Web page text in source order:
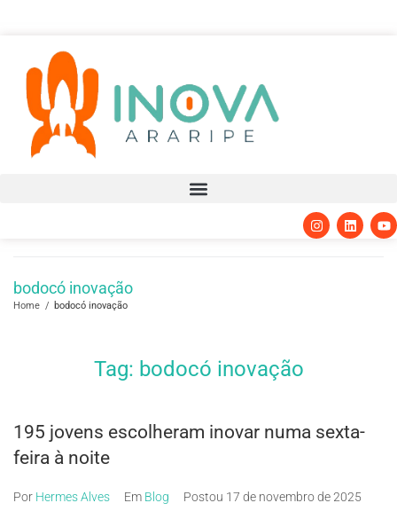
bodocó inovação
Home / bodocó inovação
Tag: bodocó inovação
195 jovens escolheram inovar numa sexta-
feira à noite
Por Hermes Alves Em Blog Postou 17 de novembro de 2025